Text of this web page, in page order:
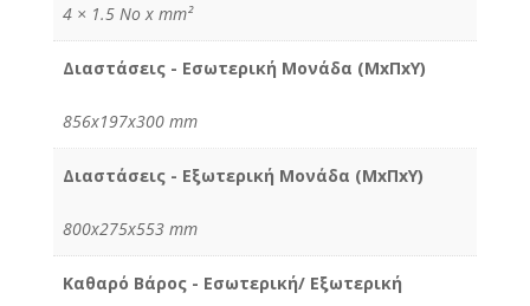
4 × 1.5 No x mm²
Διαστάσεις - Εσωτερική Μονάδα (MxΠxY)
856x197x300 mm
Διαστάσεις - Εξωτερική Μονάδα (MxΠxY)
800x275x553 mm
Καθαρό Βάρος - Εσωτερική/ Εξωτερική